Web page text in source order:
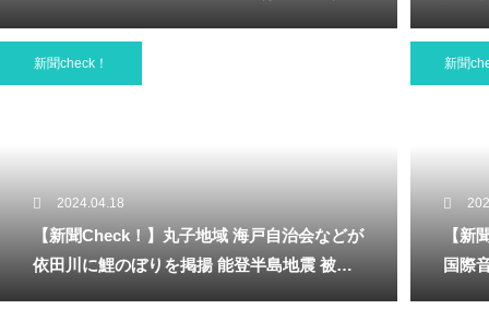
新聞check！
2024.04.18
【新聞Check！】丸子地域 海戸自治会などが
依田川に鯉のぼりを掲揚 能登半島地震 被災
新聞
【新
国際